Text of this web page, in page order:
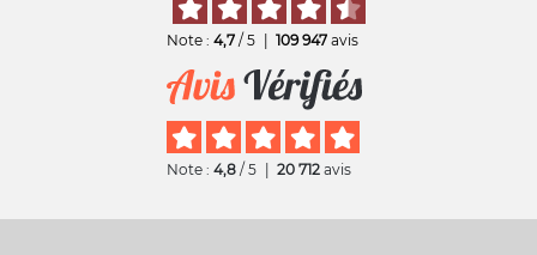
Note : 4,7 / 5 109 947 avis
Note : 4,8 / 5 20 712 avis